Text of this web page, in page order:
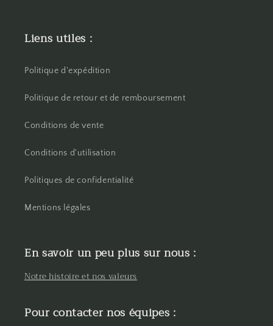
Liens utiles :
Politique d'expédition
Politique de retour et de remboursement
Conditions de vente
Conditions d'utilisation
Politiques de confidentialité
Mentions légales
En savoir un peu plus sur nous :
Notre histoire et nos valeurs
Pour contacter nos équipes :